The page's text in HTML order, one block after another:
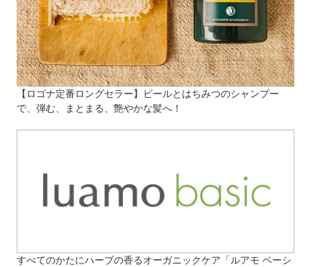
【ロゴナ定番ロングセラー】ビールとはちみつのシャンプー
で、弾む、まとまる、艶やかな髪へ！
すべてのかたにハーブの香るオーガニックケア「ルアモ ベーシ